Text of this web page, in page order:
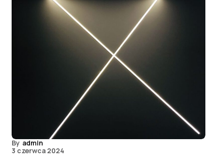
By admin
3 czerwca 2024